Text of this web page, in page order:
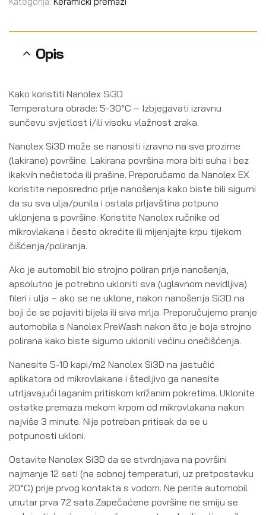
Opis
Kako koristiti Nanolex Si3D
Temperatura obrade: 5-30°C – Izbjegavati izravnu
sunčevu svjetlost i/ili visoku vlažnost zraka.
Nanolex Si3D može se nanositi izravno na sve prozirne
(lakirane) površine. Lakirana površina mora biti suha i bez
ikakvih nečistoća ili prašine. Preporučamo da Nanolex EX
koristite neposredno prije nanošenja kako biste bili sigurni
da su sva ulja/punila i ostala prljavština potpuno
uklonjena s površine. Koristite Nanolex ručnike od
mikrovlakana i često okrećite ili mijenjajte krpu tijekom
čišćenja/poliranja.
Ako je automobil bio strojno poliran prije nanošenja,
apsolutno je potrebno ukloniti sva (uglavnom nevidljiva)
fileri i ulja – ako se ne uklone, nakon nanošenja Si3D na
boji će se pojaviti bijela ili siva mrlja. Preporučujemo pranje
automobila s Nanolex PreWash nakon što je boja strojno
polirana kako biste sigurno uklonili većinu onečišćenja.
Nanesite 5-10 kapi/m2 Nanolex Si3D na jastučić
aplikatora od mikrovlakana i štedljivo ga nanesite
utrljavajući laganim pritiskom križanim pokretima. Uklonite
ostatke premaza mekom krpom od mikrovlakana nakon
najviše 3 minute. Nije potreban pritisak da se u
potpunosti ukloni.
Ostavite Nanolex Si3D da se stvrdnjava na površini
najmanje 12 sati (na sobnoj temperaturi, uz pretpostavku
20°C) prije prvog kontakta s vodom. Ne perite automobil
unutar prva 72 sata.Zapečaćene površine ne smiju se